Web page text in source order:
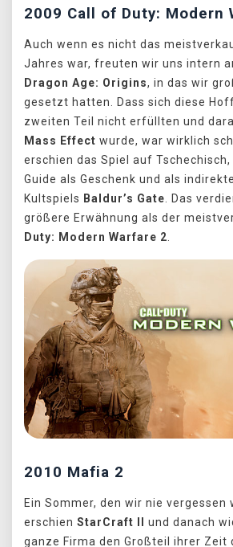
2009 Call of Duty: Modern
Auch wenn es nicht das
Jahres war, freuten wir uns intern
Dragon Age: Origins, in das wir
gesetzt hatten. Dass sich diese
zweiten Teil nicht erfüllten und
Mass Effect wurde, war wirklich
erschien das Spiel auf
Guide als Geschenk und als
Kultspiels Baldur’s Gate. Das
größere Erwähnung als der
Duty: Modern Warfare 2.
2010 Mafia 2
Ein Sommer, den wir nie vergessen
erschien StarCraft II
und danach
ganze Firma den Großteil ihrer Zeit